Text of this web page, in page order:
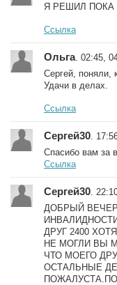
Я РЕШИЛ ПОКА
Ссылка
Ольга. 02:45,
Сергей, поняли,
Удачи в делах.
Ссылка
Сергей30 .
Спасибо вам за
Ссылка
Сергей30 .
ДОБРЫЙ
ДРУГ 2400
НЕ МОГЛИ ВЫ
ЧТО МОЕГО
ОСТАЛЬНЫЕ